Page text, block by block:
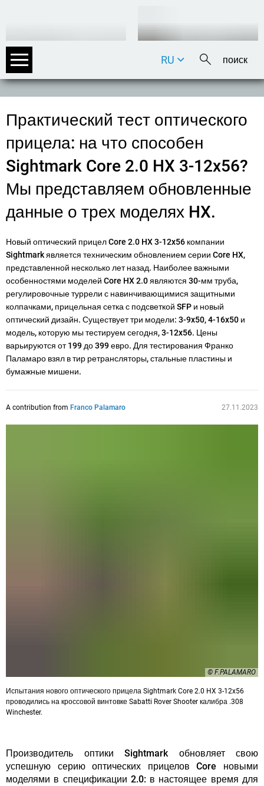
DE
IT
RU
Практический тест оптического
прицела: на что способен
Sightmark Core 2.0 HX 3-12x56?
Мы представляем обновленные
данные о трех моделях HX.
Новый оптический прицел Core 2.0 HX 3-12x56 компании
Sightmark является техническим обновлением серии Core HX,
представленной несколько лет назад. Наиболее важными
особенностями моделей Core HX 2.0 являются 30-мм труба,
регулировочные туррели с навинчивающимися защитными
колпачками, прицельная сетка с подсветкой SFP и новый
оптический дизайн. Существует три модели: 3-9x50, 4-16x50 и
модель, которую мы тестируем сегодня, 3-12x56. Цены
варьируются от 199 до 399 евро. Для тестирования Франко
Паламаро взял в тир ретрансляторы, стальные пластины и
бумажные мишени.
A contribution from Franco Palamaro 27.11.2023
© F.PALAMARO
Испытания нового оптического прицела Sightmark Core 2.0 HX 3-12x56
проводились на кроссовой винтовке Sabatti Rover Shooter калибра .308
Winchester.
Производитель оптики Sightmark обновляет свою
успешную серию оптических прицелов Core новыми
моделями в спецификации 2.0:в настоящее время для